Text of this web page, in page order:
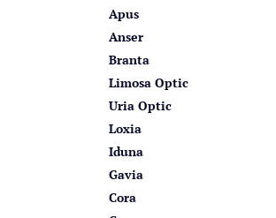
Apus
Anser
Branta
Limosa Optic
Uria Optic
Loxia
Iduna
Gavia
Cora